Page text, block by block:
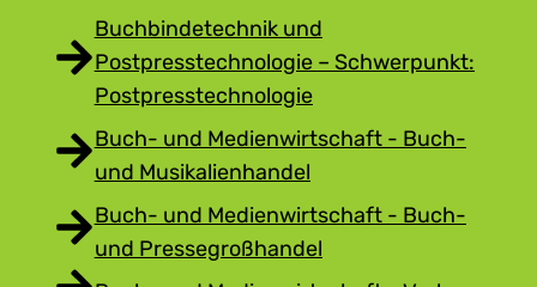
Buchbindetechnik und
Postpresstechnologie – Schwerpunkt:
Postpresstechnologie
Buch- und Medienwirtschaft - Buch-
und Musikalienhandel
Buch- und Medienwirtschaft - Buch-
und Pressegroßhandel